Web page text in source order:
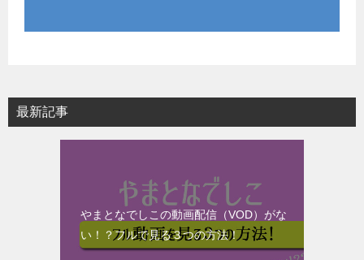
最新記事
やまとなでしこの動画配信（VOD）がな
い！？フルで見る３つの方法！